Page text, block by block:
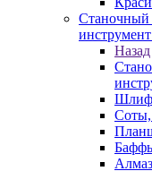
Станочный
Назад
Соты,